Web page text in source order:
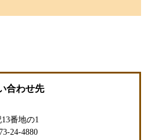
合わせ先
番地の1
24-4880